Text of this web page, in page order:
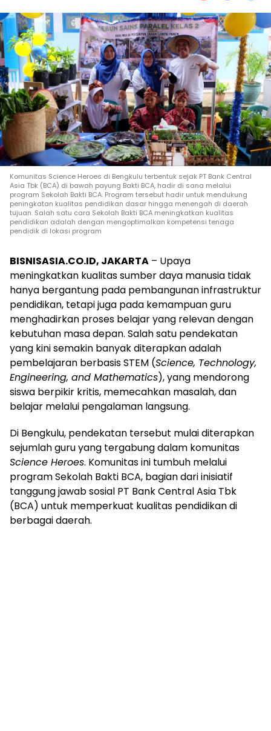
Komunitas Science Heroes di Bengkulu terbentuk sejak PT Bank Central
Asia Tbk (BCA) di bawah payung Bakti BCA, hadir di sana melalui
program Sekolah Bakti BCA. Program tersebut hadir untuk mendukung
peningkatan kualitas pendidikan dasar hingga menengah di daerah
tujuan. Salah satu cara Sekolah Bakti BCA meningkatkan kualitas
pendidikan adalah dengan mengoptimalkan kompetensi tenaga
pendidik di lokasi program
BISNISASIA.CO.ID, JAKARTA – Upaya
meningkatkan kualitas sumber daya manusia tidak
hanya bergantung pada pembangunan infrastruktur
pendidikan, tetapi juga pada kemampuan guru
menghadirkan proses belajar yang relevan dengan
kebutuhan masa depan. Salah satu pendekatan
yang kini semakin banyak diterapkan adalah
pembelajaran berbasis STEM (Science, Technology,
Engineering, and Mathematics), yang mendorong
siswa berpikir kritis, memecahkan masalah, dan
belajar melalui pengalaman langsung.
Di Bengkulu, pendekatan tersebut mulai diterapkan
sejumlah guru yang tergabung dalam komunitas
Science Heroes. Komunitas ini tumbuh melalui
program Sekolah Bakti BCA, bagian dari inisiatif
tanggung jawab sosial PT Bank Central Asia Tbk
(BCA) untuk memperkuat kualitas pendidikan di
berbagai daerah.